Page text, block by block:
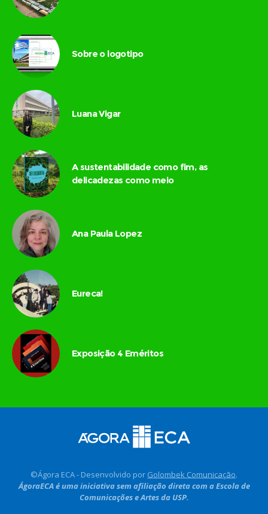
Sobre o logotipo
Luana Vigar
A sustentabilidade como fim, as
delicadezas como meio
Ana Paula Lopez
Eureca!
Exposição 4 Eméritos
©Ágora ECA - Desenvolvido por Golombek Comunicação.
ÁgoraECA é uma iniciativa sem afiliação direta com a Escola de
Comunicações e Artes da USP.